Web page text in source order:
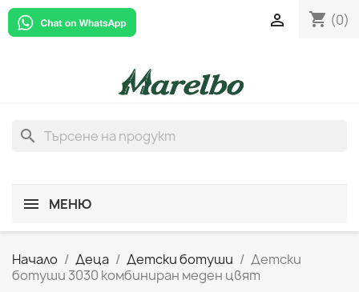
shopping_cart (0)

search
МЕНЮ
Начало Деца Детски ботуши
Детски
ботуши 3030 комбиниран меден цвят